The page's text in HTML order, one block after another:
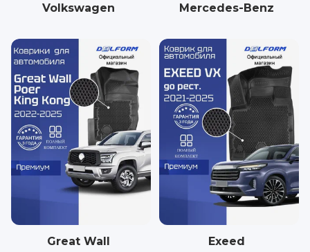
Volkswagen Mercedes-Benz
Great Wall Exeed